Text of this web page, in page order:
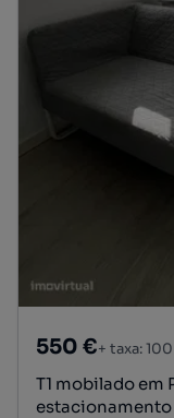
550 €+ taxa:
T1 mobilado em
estacionamento